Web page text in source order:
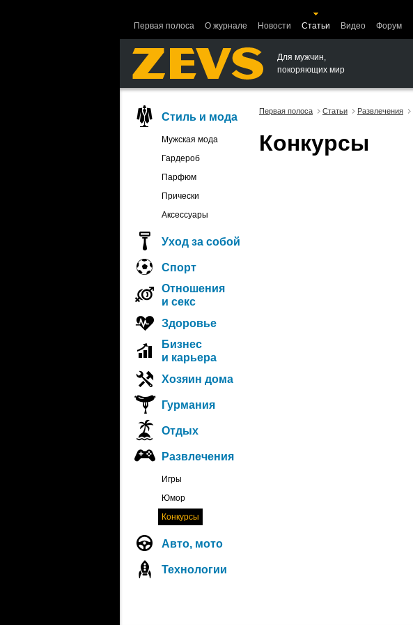
Первая полоса О журнале Новости Статьи Видео Форум
Для мужчин,
покоряющих мир
Стиль и мода
Мужская мода
Гардероб
Парфюм
Прически
Аксессуары
Уход за собой
Спорт
Отношения
и секс
Здоровье
Бизнес
и карьера
Хозяин дома
Гурмания
Отдых
Развлечения
Игры
Юмор
Конкурсы
Авто, мото
Технологии
Первая полоса Статьи Развлечения
Конкурсы